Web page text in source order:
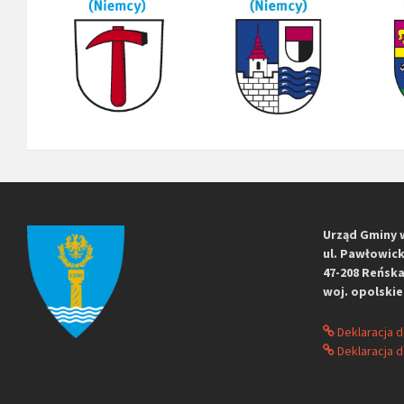
Urząd Gminy
ul.
47-208
woj. opolskie
Deklaracja
Deklaracja